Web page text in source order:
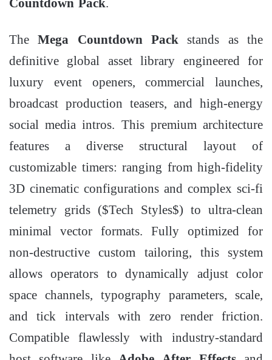
TheMega Countdown Pack stands as the
definitive global asset library engineered for
luxury event openers, commercial launches,
broadcast production teasers, and high-energy
social media intros. This premium architecture
features a diverse structural layout of
customizable timers: ranging from high-fidelity
3D cinematic configurations and complex sci-fi
telemetry grids ($Tech Styles$) to ultra-clean
minimal vector formats. Fully optimized for
non-destructive custom tailoring, this system
allows operators to dynamically adjust color
space channels, typography parameters, scale,
and tick intervals with zero render friction.
Compatible flawlessly with industry-standard